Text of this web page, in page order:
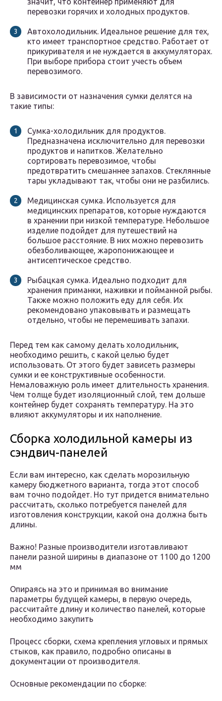
перевозки горячих и холодных продуктов.
Автохолодильник. Идеальное решение для тех,
кто имеет транспортное средство. Работает от
прикуривателя и не нуждается в аккумуляторах.
При выборе прибора стоит учесть объем
перевозимого.
В зависимости от назначения сумки делятся на
такие типы:
Сумка-холодильник для продуктов.
Предназначена исключительно для перевозки
продуктов и напитков. Желательно
сортировать перевозимое, чтобы
предотвратить смешаннее запахов. Стеклянные
тары укладывают так, чтобы они не разбились.
Медицинская сумка. Используется для
медицинских препаратов, которые нуждаются
в хранении при низкой температуре. Небольшое
изделие подойдет для путешествий на
большое расстояние. В них можно перевозить
обезболивающее, жаропонижающее и
антисептическое средство.
Рыбацкая сумка. Идеально подходит для
хранения приманки, наживки и пойманной рыбы.
Также можно положить еду для себя. Их
рекомендовано упаковывать и размещать
отдельно, чтобы не перемешивать запахи.
Перед тем как самому делать холодильник,
необходимо решить, с какой целью будет
использовать. От этого будет зависеть размеры
сумки и ее конструктивные особенности.
Немаловажную роль имеет длительность хранения.
Чем толще будет изоляционный слой, тем дольше
контейнер будет сохранять температуру. На это
влияют аккумуляторы и их наполнение.
Сборка холодильной камеры из
сэндвич-панелей
Если вам интересно, как сделать морозильную
камеру бюджетного варианта, тогда этот способ
вам точно подойдет. Но тут придется внимательно
рассчитать, сколько потребуется панелей для
изготовления конструкции, какой она должна быть
длины.
Важно! Разные производители изготавливают
панели разной ширины в диапазоне от 1100 до 1200
мм
Опираясь на это и принимая во внимание
параметры будущей камеры, в первую очередь,
рассчитайте длину и количество панелей, которые
необходимо закупить
Процесс сборки, схема крепления угловых и прямых
стыков, как правило, подробно описаны в
документации от производителя.
Основные рекомендации по сборке: